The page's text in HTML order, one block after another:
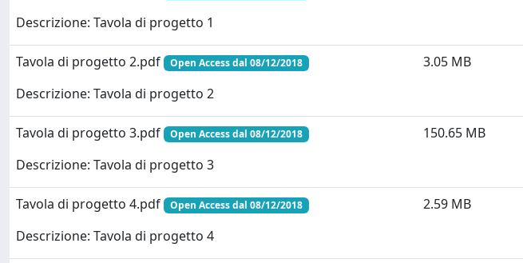
Descrizione: Tavola di progetto 1
Tavola di progetto 2.pdf Open Access dal 08/12/2018
Descrizione: Tavola di progetto 2
3.05 MB
Tavola di progetto 3.pdf Open Access dal 08/12/2018
Descrizione: Tavola di progetto 3
150.65 MB
Tavola di progetto 4.pdf Open Access dal 08/12/2018
Descrizione: Tavola di progetto 4
2.59 MB